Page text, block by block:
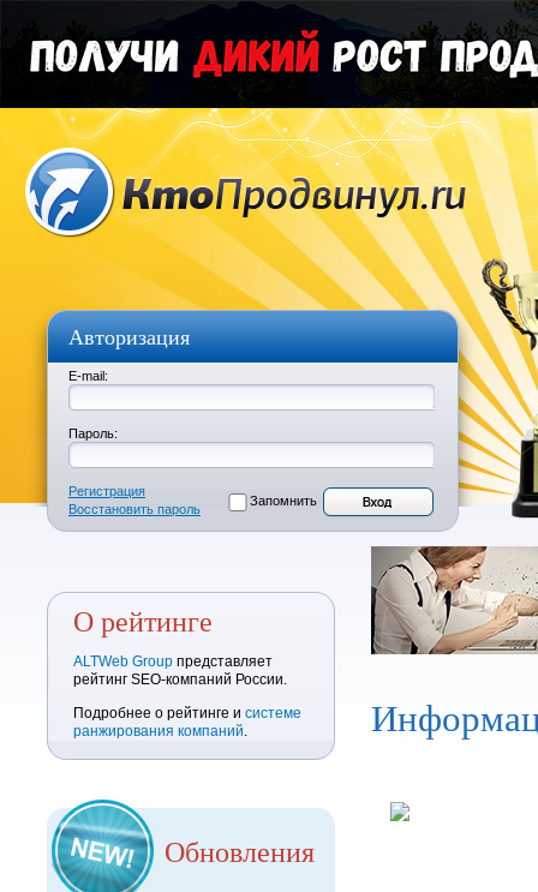
Авторизация
E-mail:
Пароль:
Регистрация
Восстановить пароль
Запомнить
О рейтинге
ALTWeb Group представляет
рейтинг SEO-компаний России.
Подробнее о рейтинге и системе
ранжирования компаний.
Обновления